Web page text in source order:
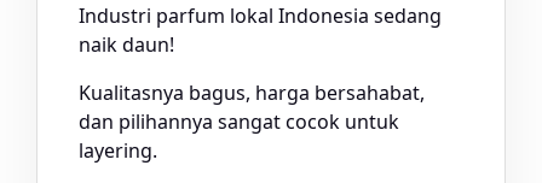
Industri parfum lokal Indonesia sedang
naik daun!
Kualitasnya bagus, harga bersahabat,
dan pilihannya sangat cocok untuk
layering.